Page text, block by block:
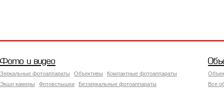
Фото и видео
Зеркальные фотоаппараты Объективы
Компактные фотоаппараты
Экшн камеры
Фотовспышки
Беззеркальные фотоаппараты
Все